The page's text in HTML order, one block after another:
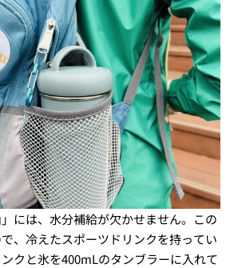
には、水分補給が欠かせません。この
、冷えたスポーツドリンクを持ってい
クと氷を400mLのタンブラーに入れて